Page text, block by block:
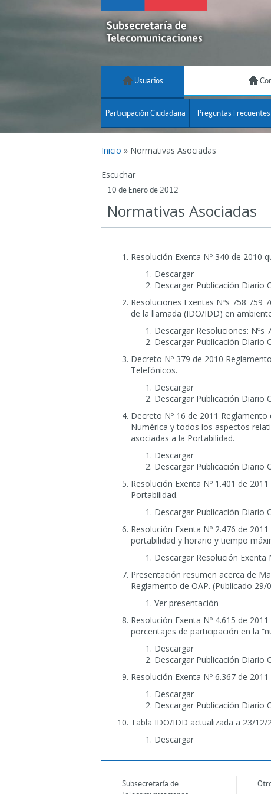
Usuarios
Participación Ciudadana Preguntas Frecuentes
Inicio » Normativas Asociadas
Escuchar
10 de Enero de 2012
Normativas Asociadas
Resolución Exenta Nº 340 de 2010
Descargar
Descargar Publicación Diario
Resoluciones Exentas Nºs 758 759
de la llamada (IDO/IDD) en
Descargar Resoluciones: Nºs
Descargar Publicación Diario
Decreto Nº 379 de 2010
Telefónicos.
Descargar
Descargar Publicación Diario
Decreto Nº 16 de 2011
Numérica y todos los aspectos
asociadas a la Portabilidad.
Descargar
Descargar Publicación Diario
Resolución Exenta Nº 1.401 de
Portabilidad.
Descargar Publicación Diario
Resolución Exenta Nº 2.476 de
portabilidad y horario y tiempo
Descargar Resolución Exenta
Presentación resumen acerca de
Reglamento de OAP. (Publicado 29/
Ver presentación
Resolución Exenta Nº 4.615 de
porcentajes de participación en la
Descargar
Descargar Publicación Diario
Resolución Exenta Nº 6.367 de
Descargar
Descargar Publicación Diario
Tabla IDO/IDD actualizada a 23/12/
Descargar
Subsecretaría de